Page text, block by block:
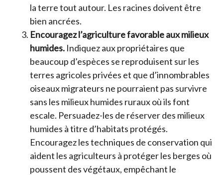
la terre tout autour. Les racines doivent être
bien ancrées.
Encouragez l’agriculture favorable aux milieux
humides. Indiquez aux propriétaires que
beaucoup d’espèces se reproduisent sur les
terres agricoles privées et que d’innombrables
oiseaux migrateurs ne pourraient pas survivre
sans les milieux humides ruraux où ils font
escale. Persuadez-les de réserver des milieux
humides à titre d’habitats protégés.
Encouragez les techniques de conservation qui
aident les agriculteurs à protéger les berges où
poussent des végétaux, empêchant le